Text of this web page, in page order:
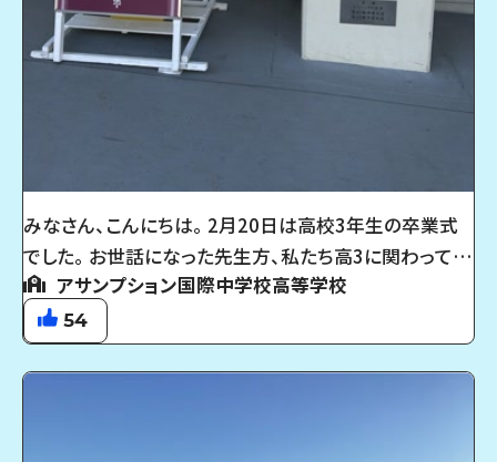
みなさん、こんにちは。 2月20日は高校3年生の卒業式
でした。 お世話になった先生方、私たち高3に関わってく
ださった方全てに感謝しています。 この３年間、すごく充
実していて良い思い出がたくさんできました。悪い思い
出も今となっては自分が成長するための試練だったと思
います。 毎朝「この階段毎日登ってるのに慣れへん、しん
アサンプション国際中学校高等学校
54